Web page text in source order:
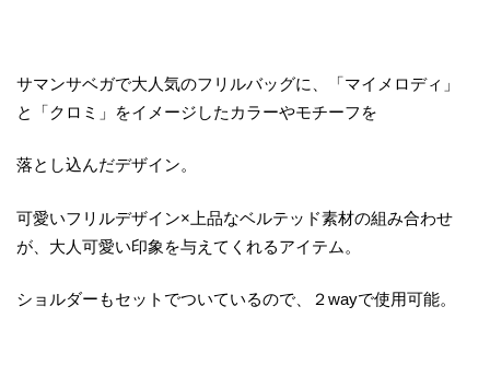
サマンサベガで大人気のフリルバッグに、「マイメロディ」
と「クロミ」をイメージしたカラーやモチーフを
落とし込んだデザイン。
可愛いフリルデザイン×上品なベルテッド素材の組み合わせ
が、大人可愛い印象を与えてくれるアイテム。
ショルダーもセットでついているので、２wayで使用可能。